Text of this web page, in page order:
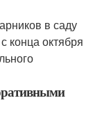
в саду
конца октября